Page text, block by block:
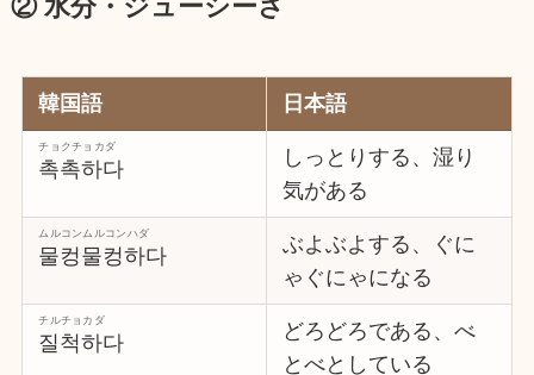
② 水分・ジューシーさ
韓国語 日本語
촉촉하다
チョクチョカダ
しっとりする、湿り
気がある
물컹물컹하다
ムルコンムルコンハダ
ぶよぶよする、ぐに
ゃぐにゃになる
질척하다
チルチョカダ
どろどろである、べ
とべとしている